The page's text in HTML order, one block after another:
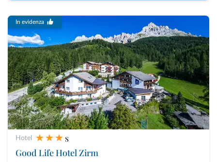
In evidenza
Hotel
s
Good Life Hotel Zirm